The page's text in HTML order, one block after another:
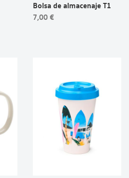
Bolsa de almacenaje T1
7,00 €